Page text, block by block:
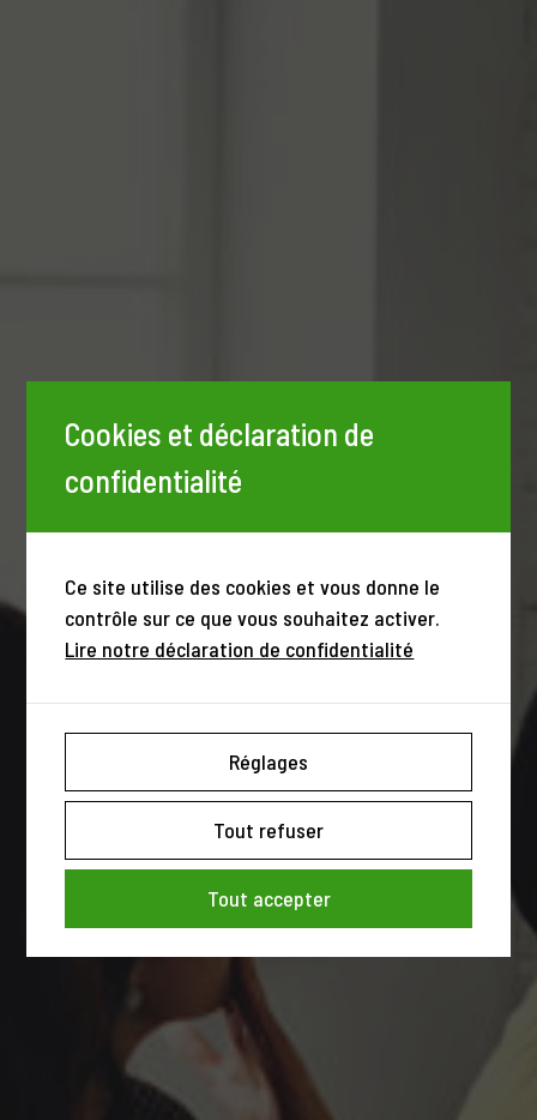
Cookies et déclaration de
confidentialité
Ce site utilise des cookies et vous donne le
contrôle sur ce que vous souhaitez activer.
Lire notre déclaration de confidentialité
Réglages
Tout refuser
Tout accepter